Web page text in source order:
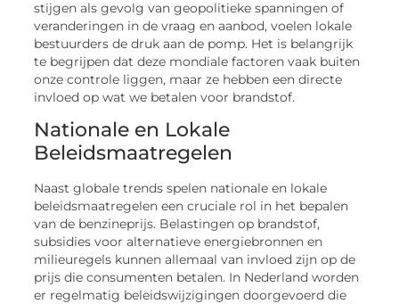
stijgen als gevolg van geopolitieke spanningen of
veranderingen in de vraag en aanbod, voelen lokale
bestuurders de druk aan de pomp. Het is belangrijk
te begrijpen dat deze mondiale factoren vaak buiten
onze controle liggen, maar ze hebben een directe
invloed op wat we betalen voor brandstof.
Nationale en Lokale
Beleidsmaatregelen
Naast globale trends spelen nationale en lokale
beleidsmaatregelen een cruciale rol in het bepalen
van de benzineprijs. Belastingen op brandstof,
subsidies voor alternatieve energiebronnen en
milieuregels kunnen allemaal van invloed zijn op de
prijs die consumenten betalen. In Nederland worden
er regelmatig beleidswijzigingen doorgevoerd die